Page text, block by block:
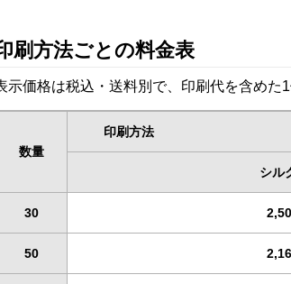
刷方法ごとの料金表
示価格は税込・送料別で、印刷代を含めた
数量
印刷方法
シル
30
50